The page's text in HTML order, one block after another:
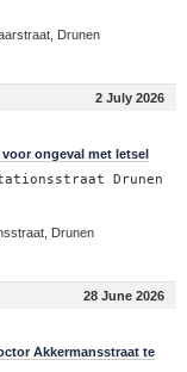
Drunen
2 July 2026
ongeval met letsel
Drunen
Drunen
28 June 2026
Akkermansstraat te